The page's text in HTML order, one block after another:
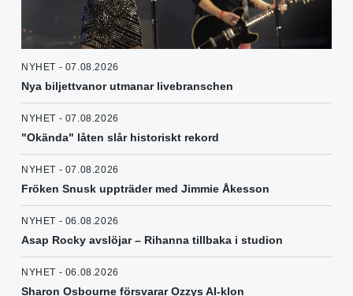
NYHET - 07.08.2026
Nya biljettvanor utmanar livebranschen
NYHET - 07.08.2026
"Okända" låten slår historiskt rekord
NYHET - 07.08.2026
Fröken Snusk uppträder med Jimmie Åkesson
NYHET - 06.08.2026
Asap Rocky avslöjar – Rihanna tillbaka i studion
NYHET - 06.08.2026
Sharon Osbourne försvarar Ozzys AI-klon